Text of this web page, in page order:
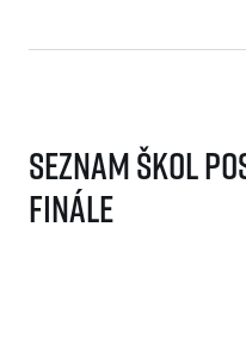
Seznam škol
finále